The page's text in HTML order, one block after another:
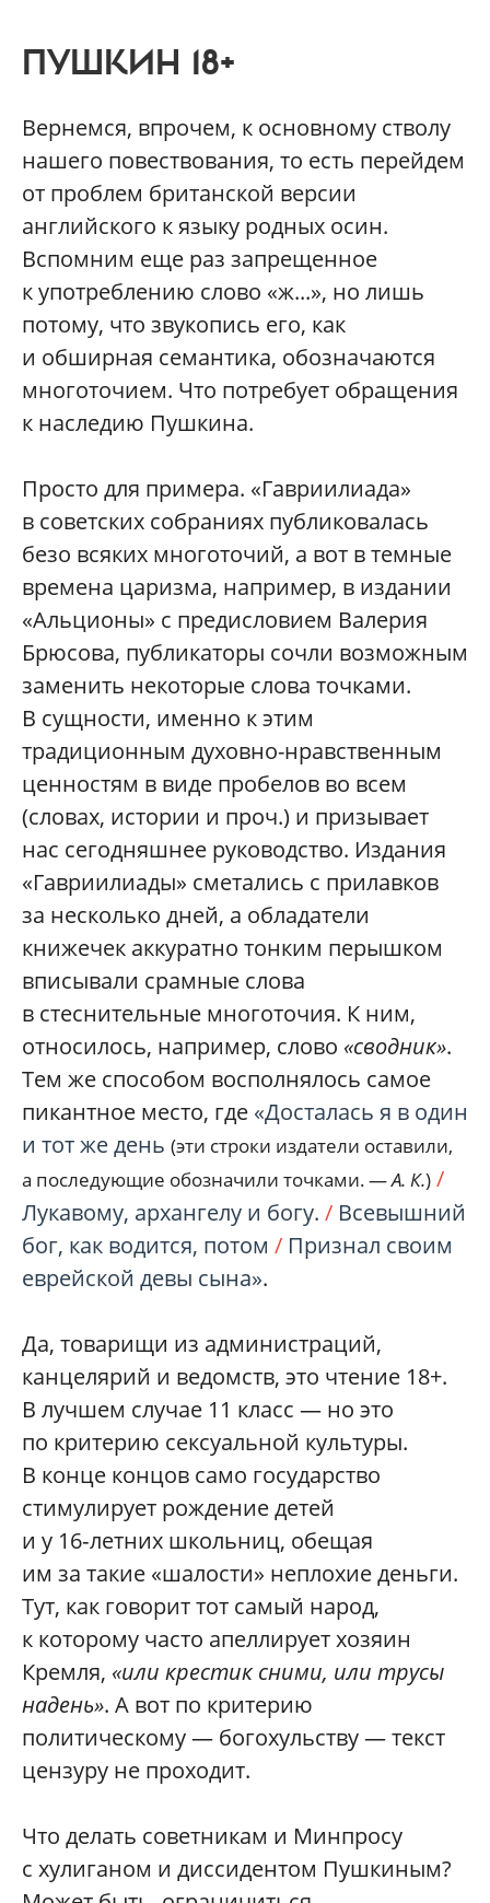
ПУШКИН 18+
Вернемся, впрочем, к основному стволу
нашего повествования, то есть перейдем
от проблем британской версии
английского к языку родных осин.
Вспомним еще раз запрещенное
к употреблению слово «ж...», но лишь
потому, что звукопись его, как
и обширная семантика, обозначаются
многоточием. Что потребует обращения
к наследию Пушкина.
Просто для примера. «Гавриилиада»
в советских собраниях публиковалась
безо всяких многоточий, а вот в темные
времена царизма, например, в издании
«Альционы» с предисловием Валерия
Брюсова, публикаторы сочли возможным
заменить некоторые слова точками.
В сущности, именно к этим
традиционным духовно-нравственным
ценностям в виде пробелов во всем
(словах, истории и проч.) и призывает
нас сегодняшнее руководство. Издания
«Гавриилиады» сметались с прилавков
за несколько дней, а обладатели
книжечек аккуратно тонким перышком
вписывали срамные слова
в стеснительные многоточия. К ним,
относилось, например, слово «сводник».
Тем же способом восполнялось самое
пикантное место, где «Досталась я в один
и тот же день (эти строки издатели оставили,
а последующие обозначили точками. —А. К.) /
Лукавому, архангелу и богу. / Всевышний
бог, как водится, потом / Признал своим
еврейской девы сына».
Да, товарищи из администраций,
канцелярий и ведомств, это чтение 18+.
В лучшем случае 11 класс — но это
по критерию сексуальной культуры.
В конце концов само государство
стимулирует рождение детей
и у 16‑летних школьниц, обещая
им за такие «шалости» неплохие деньги.
Тут, как говорит тот самый народ,
к которому часто апеллирует хозяин
Кремля, «или крестик сними, или трусы
надень». А вот по критерию
политическому — богохульству — текст
цензуру не проходит.
Что делать советникам и Минпросу
с хулиганом и диссидентом Пушкиным?